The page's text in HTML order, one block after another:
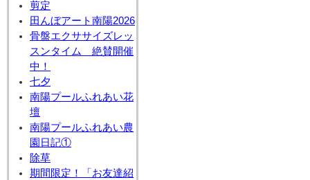
剪定
田んぼアート南陽2026
骨盤エクササイズレッ
スンタイム 絶賛開催
中！
七夕
南陽プールふれあい花
壇
南陽プールふれあい農
園日記①
除草
期間限定！「お友達紹